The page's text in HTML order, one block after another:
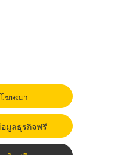
ฆษณา
มูลธุรกิจฟรี